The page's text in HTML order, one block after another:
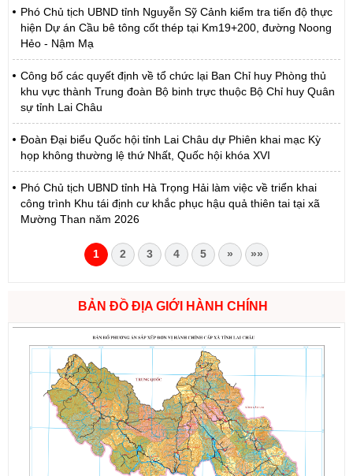
Phó Chủ tịch UBND tỉnh Nguyễn Sỹ Cảnh kiểm tra tiến độ thực
hiện Dự án Cầu bê tông cốt thép tại Km19+200, đường Noong
Hẻo - Nậm Mạ
Công bố các quyết định về tổ chức lại Ban Chỉ huy Phòng thủ
khu vực thành Trung đoàn Bộ binh trực thuộc Bộ Chỉ huy Quân
sự tỉnh Lai Châu
Đoàn Đại biểu Quốc hội tỉnh Lai Châu dự Phiên khai mạc Kỳ
họp không thường lệ thứ Nhất, Quốc hội khóa XVI
Phó Chủ tịch UBND tỉnh Hà Trọng Hải làm việc về triển khai
công trình Khu tái định cư khắc phục hậu quả thiên tai tại xã
Mường Than năm 2026
1 2 3 4 5 » »»
BẢN ĐỒ ĐỊA GIỚI HÀNH CHÍNH